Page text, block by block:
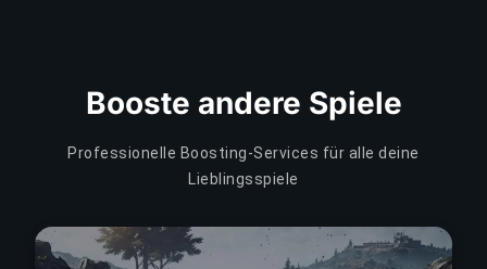
Booste andere Spiele
Professionelle Boosting-Services für alle deine
Lieblingsspiele